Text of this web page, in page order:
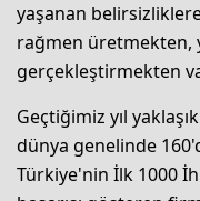
yaşanan
rağmen üretmekten,
gerçekleştirmekten
Geçtiğimiz yıl
dünya genelinde
Türkiye'nin İlk 1000